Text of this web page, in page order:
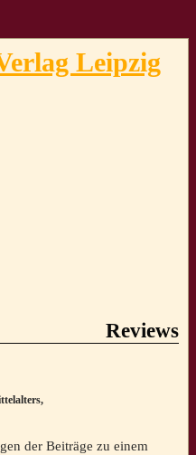
Leipzig
Reviews
der Beiträge zu einem